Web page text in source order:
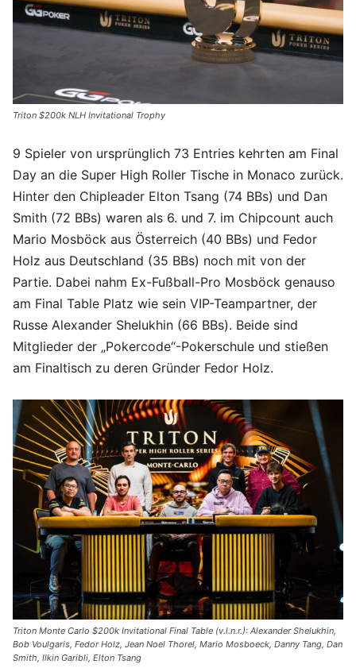
Triton $200k NLH Invitational Trophy
9 Spieler von ursprünglich 73 Entries kehrten am Final
Day an die Super High Roller Tische in Monaco zurück.
Hinter den Chipleader Elton Tsang (74 BBs) und Dan
Smith (72 BBs) waren als 6. und 7. im Chipcount auch
Mario Mosböck aus Österreich (40 BBs) und Fedor
Holz aus Deutschland (35 BBs) noch mit von der
Partie. Dabei nahm Ex-Fußball-Pro Mosböck genauso
am Final Table Platz wie sein VIP-Teampartner, der
Russe Alexander Shelukhin (66 BBs). Beide sind
Mitglieder der „Pokercode“-Pokerschule und stießen
am Finaltisch zu deren Gründer Fedor Holz.
Triton Monte Carlo $200k Invitational Final Table (v.l.n.r.): Alexander Shelukhin,
Bob Voulgaris, Fedor Holz, Jean Noel Thorel, Mario Mosboeck, Danny Tang, Dan
Smith, Ilkin Garibli, Elton Tsang